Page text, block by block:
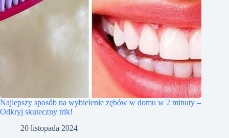
Najlepszy sposób na wybielenie zębów w domu w 2 minuty –
Odkryj skuteczny trik!
20 listopada 2024